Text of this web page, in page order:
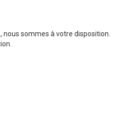
sommes à votre disposition.